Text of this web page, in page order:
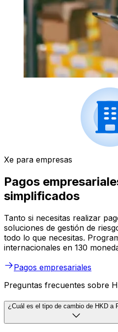
Xe para empresas
Pagos
simplificados
Tanto si necesitas realizar
soluciones de gestión de
todo lo que necesitas.
internacionales en 130
Pagos empresariales
Preguntas frecuentes sobre
¿Cuál es el tipo de cambio de HKD a